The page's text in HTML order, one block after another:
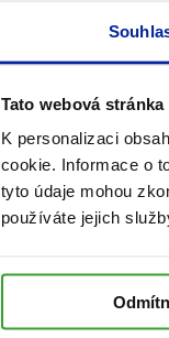
Tato webová
K personalizaci
cookie. Informace o
tyto údaje mohou
používáte jejich